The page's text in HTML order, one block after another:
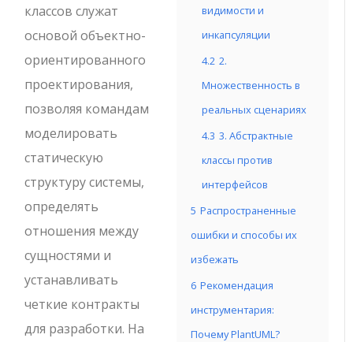
видимости и
инкапсуляции
4.2 2.
Множественность в
реальных сценариях
4.3 3. Абстрактные
классы против
интерфейсов
5 Распространенные
ошибки и способы их
избежать
6 Рекомендация
инструментария:
Почему PlantUML?
классов служат
основой объектно-
ориентированного
проектирования,
позволяя командам
моделировать
статическую
структуру системы,
определять
отношения между
сущностями и
устанавливать
четкие контракты
для разработки. На